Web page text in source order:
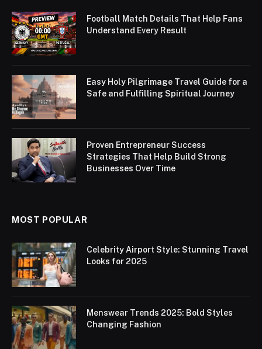
Football Match Details That Help Fans
Understand Every Result
Easy Holy Pilgrimage Travel Guide for a
Safe and Fulfilling Spiritual Journey
Proven Entrepreneur Success
Strategies That Help Build Strong
Businesses Over Time
MOST POPULAR
Celebrity Airport Style: Stunning Travel
Looks for 2025
Menswear Trends 2025: Bold Styles
Changing Fashion